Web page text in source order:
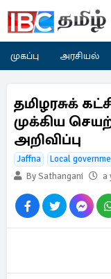
முகப்பு அரசியல்
தமிழரசுக்
முக்கிய
அறிவிப்பு
Jaffna Local
By Sathangani
a